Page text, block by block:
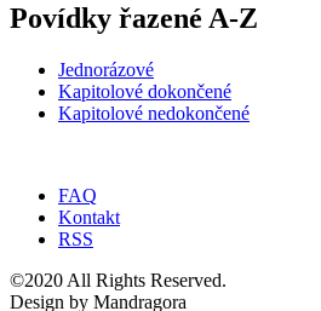
Povídky řazené A-Z
Jednorázové
Kapitolové dokončené
Kapitolové nedokončené
FAQ
Kontakt
RSS
©2020 All Rights Reserved.
Design by Mandragora